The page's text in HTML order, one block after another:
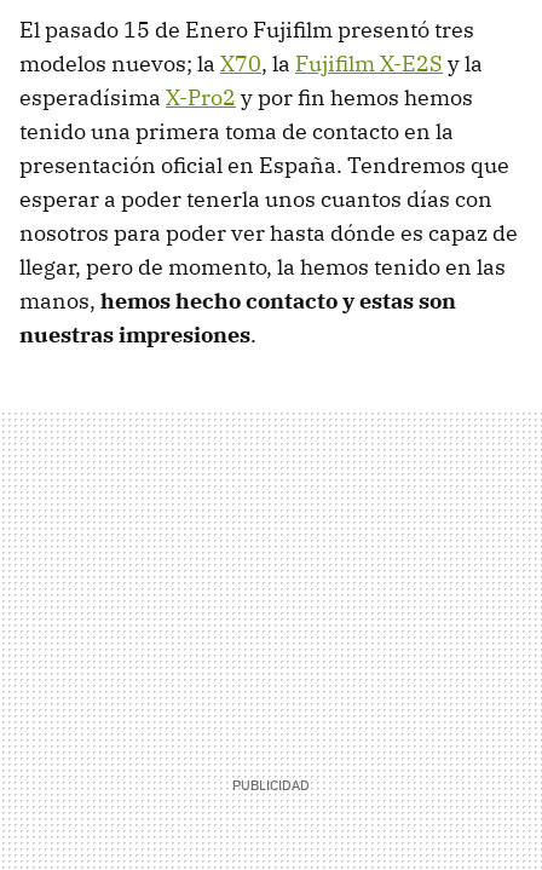
El pasado 15 de Enero Fujifilm presentó tres
modelos nuevos; la X70, la Fujifilm X-E2S y la
esperadísima X-Pro2 y por fin hemos hemos
tenido una primera toma de contacto en la
presentación oficial en España. Tendremos que
esperar a poder tenerla unos cuantos días con
nosotros para poder ver hasta dónde es capaz de
llegar, pero de momento, la hemos tenido en las
manos, hemos hecho contacto y estas son
nuestras impresiones.